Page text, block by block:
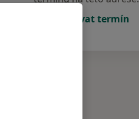
Rezervovat termín